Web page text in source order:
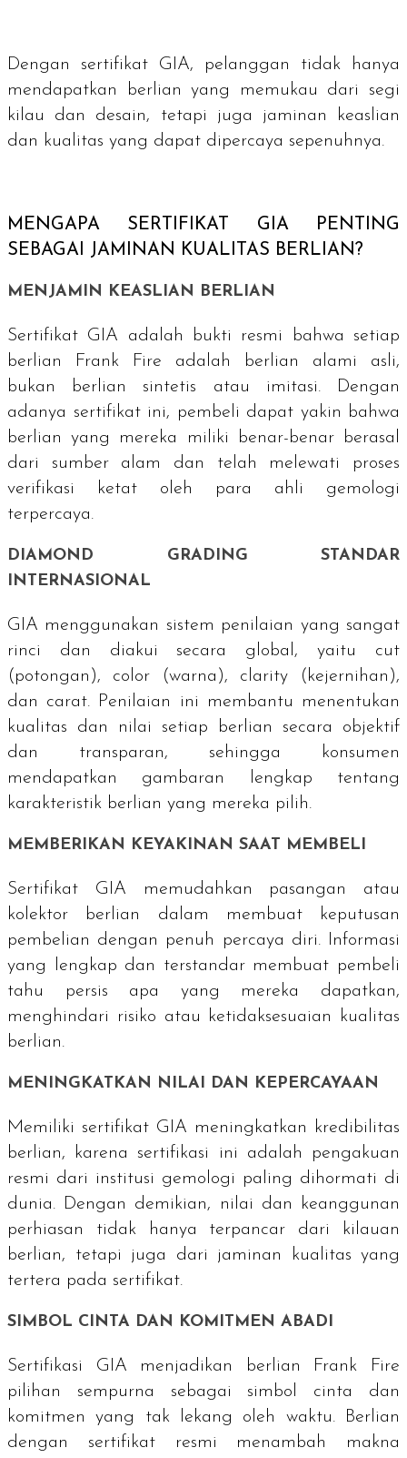
Dengan sertifikat GIA, pelanggan tidak hanya
mendapatkan berlian yang memukau dari segi
kilau dan desain, tetapi juga jaminan keaslian
dan kualitas yang dapat dipercaya sepenuhnya.
MENGAPA SERTIFIKAT GIA PENTING
SEBAGAI JAMINAN KUALITAS BERLIAN?
MENJAMIN KEASLIAN BERLIAN
Sertifikat GIA adalah bukti resmi bahwa setiap
berlian Frank Fire adalah berlian alami asli,
bukan berlian sintetis atau imitasi. Dengan
adanya sertifikat ini, pembeli dapat yakin bahwa
berlian yang mereka miliki benar-benar berasal
dari sumber alam dan telah melewati proses
verifikasi ketat oleh para ahli gemologi
terpercaya.
DIAMOND GRADING STANDAR
INTERNASIONAL
GIA menggunakan sistem penilaian yang sangat
rinci dan diakui secara global, yaitu cut
(potongan), color (warna), clarity
(kejernihan),
dan carat. Penilaian ini membantu menentukan
kualitas dan nilai setiap berlian secara objektif
dan transparan, sehingga konsumen
mendapatkan gambaran lengkap tentang
karakteristik berlian yang mereka pilih.
MEMBERIKAN KEYAKINAN SAAT MEMBELI
Sertifikat GIA memudahkan pasangan atau
kolektor berlian dalam membuat keputusan
pembelian dengan penuh percaya diri. Informasi
yang lengkap dan terstandar membuat pembeli
tahu persis apa yang mereka dapatkan,
menghindari risiko atau ketidaksesuaian kualitas
berlian.
MENINGKATKAN NILAI DAN KEPERCAYAAN
Memiliki sertifikat GIA meningkatkan kredibilitas
berlian, karena sertifikasi ini adalah pengakuan
resmi dari institusi gemologi paling dihormati di
dunia. Dengan demikian, nilai dan keanggunan
perhiasan tidak hanya terpancar dari kilauan
berlian, tetapi juga dari jaminan kualitas yang
tertera pada sertifikat.
SIMBOL CINTA DAN KOMITMEN ABADI
Sertifikasi GIA menjadikan berlian Frank Fire
pilihan sempurna sebagai simbol cinta dan
komitmen yang tak lekang oleh waktu. Berlian
dengan sertifikat resmi menambah makna